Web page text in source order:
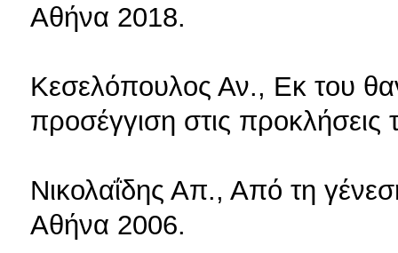
Αθήνα 2018.
Κεσελόπουλος Αν., Εκ του
προσέγγιση στις
Νικολαΐδης Απ., Από τη
Αθήνα 2006.